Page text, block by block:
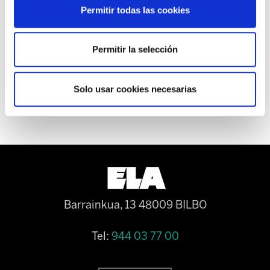
Permitir todas las cookies
Permitir la selección
Solo usar cookies necesarias
Los sindicatos han denunciado, también, la
situación de imposición de recortes y la nula
voluntad negociadora del Departamento.
Barrainkua, 13 48009 BILBO
Tel: 944 03 77 00